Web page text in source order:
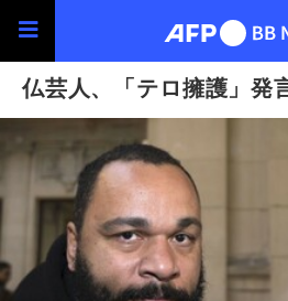
仏芸人、「テロ擁護」発